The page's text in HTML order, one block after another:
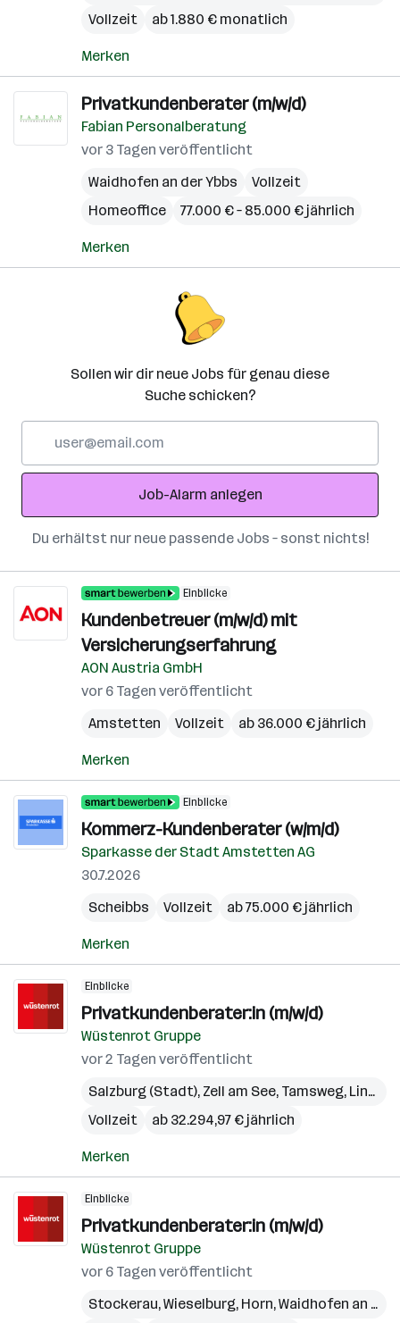
Vollzeit
ab 1.880 € monatlich
Merken
Privatkundenberater (m/w/d)
Fabian Personalberatung
vor 3 Tagen veröffentlicht
Waidhofen an der Ybbs
Vollzeit
Homeoffice
77.000 € – 85.000 € jährlich
Merken
Sollen wir dir neue Jobs für genau diese
Suche schicken?
Adresse
Job-Alarm anlegen
Du erhältst nur neue passende Jobs – sonst nichts!
Einblicke
Kundenbetreuer (m/w/d) mit
Versicherungserfahrung
AON Austria GmbH
vor 6 Tagen veröffentlicht
Amstetten
Vollzeit ab 36.000 € jährlich
Merken
Einblicke
Kommerz-Kundenberater (w/m/d)
Sparkasse der Stadt Amstetten AG
30.7.2026
Scheibbs
Vollzeit ab 75.000 € jährlich
Merken
Einblicke
Privatkundenberater:in (m/w/d)
Wüstenrot Gruppe
vor 2 Tagen veröffentlicht
Salzburg (Stadt), Zell am See, Tamsweg, Linz
Vollzeit
ab 32.294,97 € jährlich
Merken
Einblicke
Privatkundenberater:in (m/w/d)
Wüstenrot Gruppe
vor 6 Tagen veröffentlicht
Stockerau,Wieselburg, Horn,Waidhofen an der Thaya